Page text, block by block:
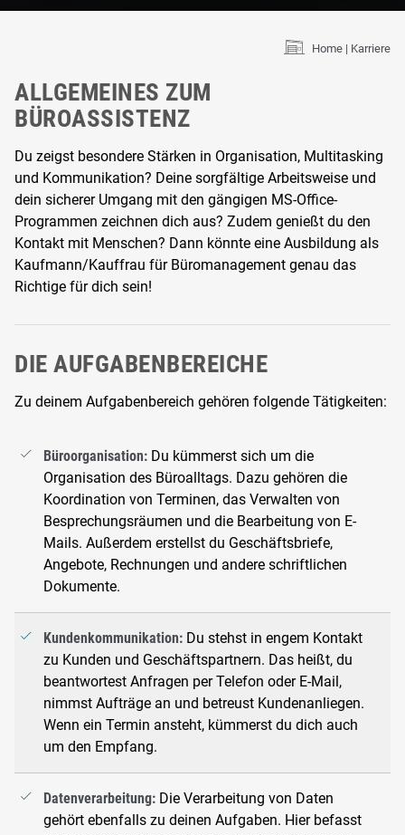
Home Karriere
ALLGEMEINES ZUM
BÜROASSISTENZ
Du zeigst besondere Stärken in Organisation, Multitasking
und Kommunikation? Deine sorgfältige Arbeitsweise und
dein sicherer Umgang mit den gängigen MS-Office-
Programmen zeichnen dich aus? Zudem genießt du den
Kontakt mit Menschen? Dann könnte eine Ausbildung als
Kaufmann/Kauffrau für Büromanagement genau das
Richtige für dich sein!
DIE AUFGABENBEREICHE
Zu deinem Aufgabenbereich gehören folgende Tätigkeiten:
Büroorganisation: Du kümmerst sich um die
Organisation des Büroalltags. Dazu gehören die
Koordination von Terminen, das Verwalten von
Besprechungsräumen und die Bearbeitung von E-
Mails. Außerdem erstellst du Geschäftsbriefe,
Angebote, Rechnungen und andere schriftlichen
Dokumente.
Kundenkommunikation: Du stehst in engem Kontakt
zu Kunden und Geschäftspartnern. Das heißt, du
beantwortest Anfragen per Telefon oder E-Mail,
nimmst Aufträge an und betreust Kundenanliegen.
Wenn ein Termin ansteht, kümmerst du dich auch
um den Empfang.
Datenverarbeitung: Die Verarbeitung von Daten
gehört ebenfalls zu deinen Aufgaben. Hier befasst